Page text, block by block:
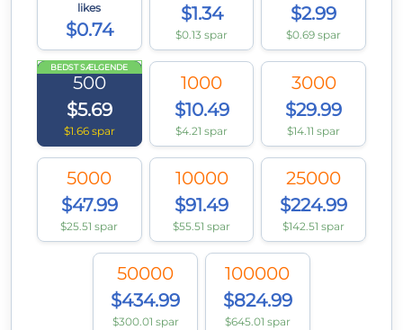
likes
$0.74
$1.34
$0.13 spar
$2.99
$0.69 spar
BEDST SÆLGENDE
500
$5.69
$1.66 spar
1000
$10.49
$4.21 spar
3000
$29.99
$14.11 spar
5000
$47.99
$25.51 spar
10000
$91.49
$55.51 spar
25000
$224.99
$142.51 spar
50000
$434.99
$300.01 spar
100000
$824.99
$645.01 spar